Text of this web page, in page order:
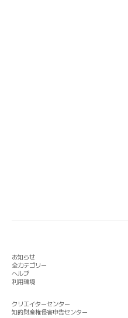
お知らせ
全カテゴリー
ヘルプ
利用環境
クリエイターセンター
知的財産権侵害申告センター